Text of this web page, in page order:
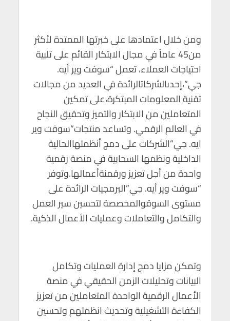
ومن خلال اعتمادها على خبرتها الممتدة لأكثر
من45 عاماً في مجال الابتكار القائم على تلبية
احتياجات العملاء، تعمل “سوفت وير أيه.
جي”،إحدىالشركاتالرائدة في العديد من مجالات
تقنية المعلومات المبتكرة،على تمكين
المتعاملين من الابتكار والتميز وتحقيق النجاح
في العالم الرقمي. وتساعد منتجات”سوفت وير
ايه. جي”الشركات على دمج أنظمتهاالحالية
الداخلية ونظمها السحابية في منصة رقمية
واحدة من أجل تعزيز ورقمنةأعمالها.وتوفر
“سوفت وير أيه. جي”البرمجيات الرائدة على
مستوى السوقوالمخصصة لتحسين سير العمل
والتكامل والتعاملات وعمليات الأعمال الذكية.
وتمكن مزايا دمج إدارة العمليات وتكامل
البيانات وتحليلات الزمن الحقيقي في منصة
الأعمال الرقمية الواحدة المتعاملين من تعزيز
الكفاءة التشغيلية وتحديث انظمتهم وتحسين